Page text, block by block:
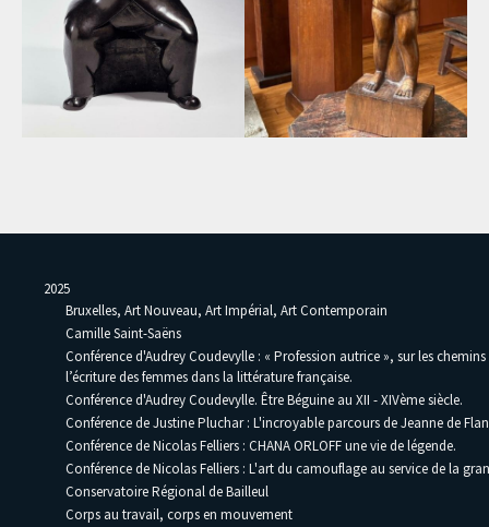
2025
Bruxelles, Art Nouveau, Art Impérial, Art Contemporain
Camille Saint-Saëns
Conférence d'Audrey Coudevylle : « Profession autrice », sur les
l’écriture des femmes dans la littérature française.
Conférence d'Audrey Coudevylle. Être Béguine au XII - XIVème siècle.
Conférence de Justine Pluchar : L'incroyable parcours de Jeanne de
Conférence de Nicolas Felliers : CHANA ORLOFF une vie de légende.
Conférence de Nicolas Felliers : L'art du camouflage au service de la
Conservatoire Régional de Bailleul
Corps au travail, corps en mouvement